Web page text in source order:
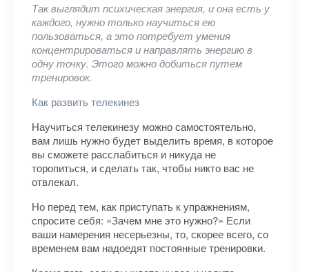
Так выглядит психическая энергия, и она есть у
каждого, нужно только научиться ею
пользоваться, а это потребует умения
концентрироваться и направлять энергию в
одну точку. Этого можно добиться путем
тренировок.
Как развить телекинез
Научиться телекинезу можно самостоятельно,
вам лишь нужно будет выделить время, в которое
вы сможете расслабиться и никуда не
торопиться, и сделать так, чтобы никто вас не
отвлекал.
Но перед тем, как приступать к упражнениям,
спросите себя: «Зачем мне это нужно?» Если
ваши намерения несерьезны, то, скорее всего, со
временем вам надоедят постоянные тренировки.